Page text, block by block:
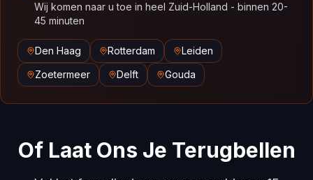
Wij komen naar u toe in heel Zuid-Holland - binnen 20-
45 minuten
Den Haag Rotterdam
Leiden
Zoetermeer
Delft Gouda
Of Laat Ons Je Terugbellen